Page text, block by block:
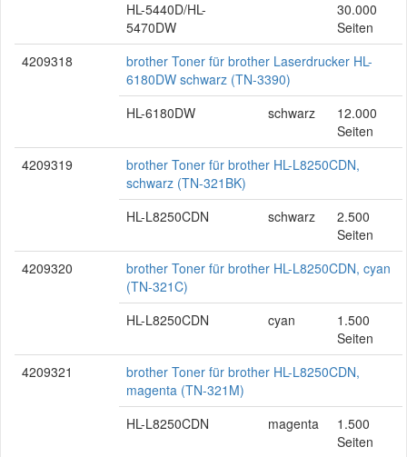
HL-5440D/HL-
5470DW
30.000
Seiten
4209318
brother Toner für brother Laserdrucker HL-
6180DW schwarz (TN-3390)
HL-6180DW
schwarz
12.000
Seiten
4209319
brother Toner für brother HL-L8250CDN,
schwarz (TN-321BK)
HL-L8250CDN
schwarz
2.500
Seiten
4209320
brother Toner für brother HL-L8250CDN, cyan
(TN-321C)
HL-L8250CDN
cyan
1.500
Seiten
4209321
brother Toner für brother HL-L8250CDN,
magenta (TN-321M)
HL-L8250CDN
magenta
1.500
Seiten